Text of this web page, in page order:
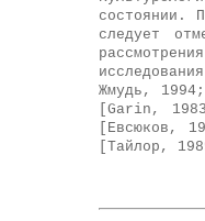
состоянии.
следует
Жмудь,
[Garin,
[Евсюков,
[Тайлор,